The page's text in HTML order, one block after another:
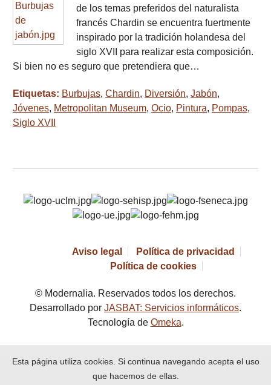
de los temas preferidos del naturalista
francés Chardin se encuentra fuertmente
inspirado por la tradición holandesa del
siglo XVII para realizar esta composición.
Si bien no es seguro que pretendiera que…
Etiquetas: Burbujas, Chardin, Diversión, Jabón,
Jóvenes, Metropolitan Museum, Ocio, Pintura, Pompas,
Siglo XVII
Aviso legal
Política de privacidad
Política de cookies
© Modernalia. Reservados todos los derechos.
Desarrollado por JASBAT: Servicios informáticos.
Tecnología de Omeka.
Esta página utiliza cookies. Si continua navegando acepta el uso
que hacemos de ellas.